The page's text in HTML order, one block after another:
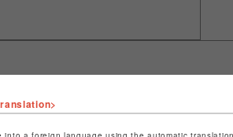
ショップ名
ビーバー
店舗名
池袋PARCO